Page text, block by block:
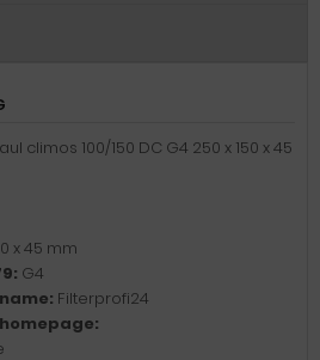
climos 100/150 DC G4 250 x 150 x 45
x 45 mm
G4
Filterprofi24